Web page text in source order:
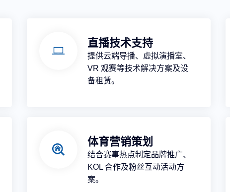
直播技术支持
提供云端导播、虚拟演播室、
VR 观赛等技术解决方案及设
备租赁。
体育营销策划
结合赛事热点制定品牌推广、
KOL 合作及粉丝互动活动方
案。